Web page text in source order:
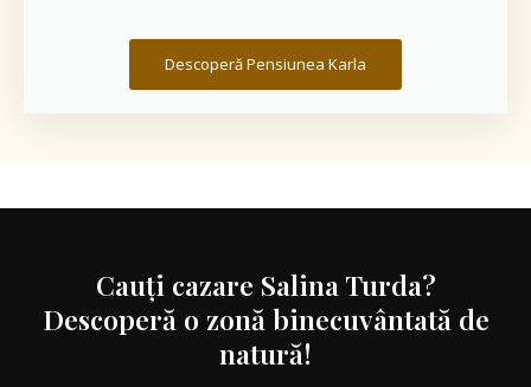
Descoperă Pensiunea Karla
Cauți cazare Salina Turda?
Descoperă o zonă binecuvântată de
natură!